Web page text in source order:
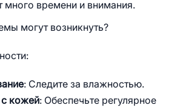
много времени и внимания.
могут возникнуть?
: Следите за влажностью.
кожей: Обеспечьте регулярное